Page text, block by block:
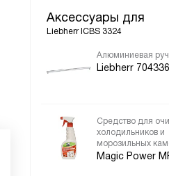
Аксессуары для
Liebherr ICBS 3324
Алюминиевая
Liebherr
Средство для
холодильников и
морозильных
Magic Power